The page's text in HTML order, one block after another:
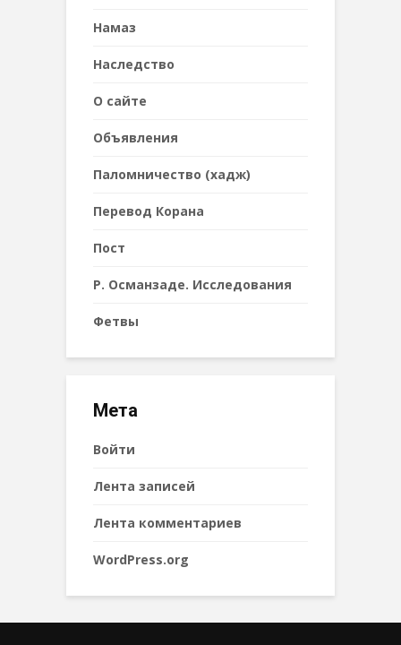
Намаз
Наследствo
О сайте
Объявления
Паломничество (хадж)
Перевод Корана
Пост
Р. Османзаде. Исследования
Фетвы
Мета
Войти
Лента записей
Лента комментариев
WordPress.org